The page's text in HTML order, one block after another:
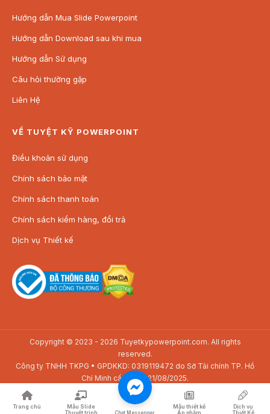
Hướng dẫn Mua Slide Powerpoint
Hướng dẫn Download sau khi mua
Hướng dẫn Sử dụng
Câu hỏi thường gặp
Liên Hệ
VỀ TUYỆT KỸ POWERPOINT
Điều khoản sử dụng
Chính sách bảo mật
Chính sách thanh toán
Chính sách kiểm hàng, đổi trả
Dịch vụ Thiết kế
Copyright © 2023 - 2026 Tuyetkypowerpoint.com. All rights
reserved.
Công ty TNHH TKPG • GPDKKD: 0319119472 do Sở Tài chính TP. Hồ
Chí Minh cấp ngày 21/08/2025.
Địa chỉ: SAV3-01.01 Toà nhà The Sun Avenue, 28 Mai Chí Thọ, P. Bình
Trưng, TP. Hồ Chí Minh
Trang chủ
Mẫu Slide
Thuyết trình
Chat Messenger
Mẫu thiết kế
Ấn phẩm
Dịch vụ
Thiết Kế